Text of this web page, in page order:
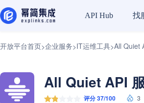
API Hub 找
开放平台首页>企业服务>IT运维工具>All Quiet
All Quiet API
评分 37/100 3